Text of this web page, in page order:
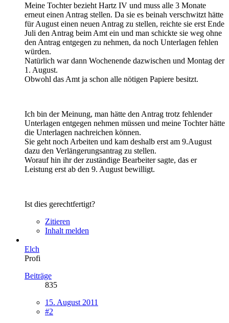
Meine Tochter bezieht Hartz IV und muss alle 3 Monate
erneut einen Antrag stellen. Da sie es beinah verschwitzt hätte
für August einen neuen Antrag zu stellen, reichte sie erst Ende
Juli den Antrag beim Amt ein und man schickte sie weg ohne
den Antrag entgegen zu nehmen, da noch Unterlagen fehlen
würden.
Natürlich war dann Wochenende dazwischen und Montag der
1. August.
Obwohl das Amt ja schon alle nötigen Papiere besitzt.
Ich bin der Meinung, man hätte den Antrag trotz fehlender
Unterlagen entgegen nehmen müssen und meine Tochter hätte
die Unterlagen nachreichen können.
Sie geht noch Arbeiten und kam deshalb erst am 9.August
dazu den Verlängerungsantrag zu stellen.
Worauf hin ihr der zuständige Bearbeiter sagte, das er
Leistung erst ab den 9. August bewilligt.
Ist dies gerechtfertigt?
Zitieren
Inhalt melden
Elch
Profi
Beiträge
835
15. August 2011
#2